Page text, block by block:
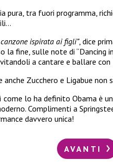
pura, tra fuori programma,
ispirata ai figli”, dice
la fine, sulle note di
a cantare e ballare con
anche Zucchero e Ligabue non
come lo ha definito Obama è
Complimenti a
davvero unica!
AVANTI